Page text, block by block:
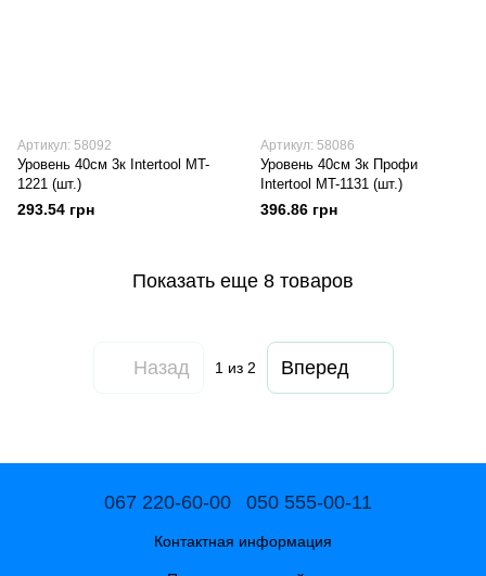
Артикул: 58092
Уровень 40см 3к Intertool MT-
1221 (шт.)
293.54 грн
Артикул: 58086
Уровень 40см 3к Профи
Intertool MT-1131 (шт.)
396.86 грн
Показать еще 8 товаров
Назад 1 из 2 Вперед
067 220-60-00 050 555-00-11
Контактная информация